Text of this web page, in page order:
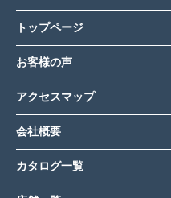
トップページ
お客様の声
アクセスマップ
会社概要
カタログ一覧